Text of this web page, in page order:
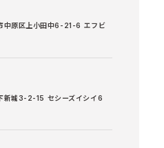
中原区上小田中6-21-6 エフビ
新城3-2-15 セシーズイシイ6